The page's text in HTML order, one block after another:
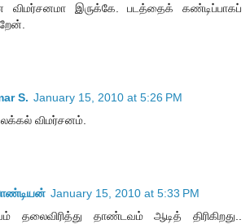
விமர்சனமா இருக்கே. படத்தைக் கண்டிப்பாகப்
S. January 15, 2010 at 5:26 PM
விமர்சனம்.
January 15, 2010 at 5:33 PM
தலைவிரித்து தாண்டவம் ஆடித் திரிகிறது..